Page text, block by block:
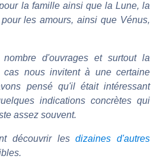
la famille ainsi que la Lune, la
les amours, ainsi que Vénus,
d'ouvrages et surtout la
nous invitent à une certaine
pensé qu'il était intéressant
indications concrètes qui
assez souvent.
découvrir lesdizaines d'autres